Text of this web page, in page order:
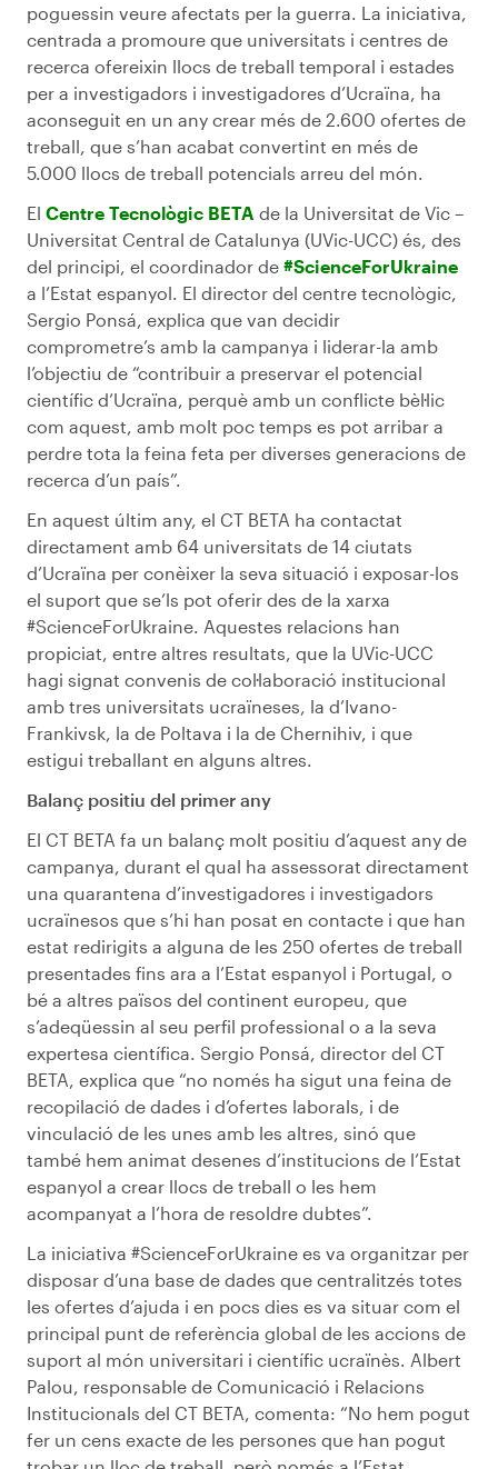
poguessin veure afectats per la guerra. La iniciativa,
centrada a promoure que universitats i centres de
recerca ofereixin llocs de treball temporal i estades
per a investigadors i investigadores d’Ucraïna, ha
aconseguit en un any crear més de 2.600 ofertes de
treball, que s’han acabat convertint en més de
5.000 llocs de treball potencials arreu del món.
El Centre Tecnològic BETA de la Universitat de Vic –
Universitat Central de Catalunya (UVic-UCC) és, des
del principi, el coordinador de #ScienceForUkraine
a l’Estat espanyol. El director del centre tecnològic,
Sergio Ponsá, explica que van decidir
comprometre’s amb la campanya i liderar-la amb
l’objectiu de “contribuir a preservar el potencial
científic d’Ucraïna, perquè amb un conflicte bèl·lic
com aquest, amb molt poc temps es pot arribar a
perdre tota la feina feta per diverses generacions de
recerca d’un país”.
En aquest últim any, el CT BETA ha contactat
directament amb 64 universitats de 14 ciutats
d’Ucraïna per conèixer la seva situació i exposar-los
el suport que se’ls pot oferir des de la xarxa
#ScienceForUkraine. Aquestes relacions han
propiciat, entre altres resultats, que la UVic-UCC
hagi signat convenis de col·laboració institucional
amb tres universitats ucraïneses, la d’Ivano-
Frankivsk, la de Poltava i la de Chernihiv, i que
estigui treballant en alguns altres.
Balanç positiu del primer any
El CT BETA fa un balanç molt positiu d’aquest any de
campanya, durant el qual ha assessorat directament
una quarantena d’investigadores i investigadors
ucraïnesos que s’hi han posat en contacte i que han
estat redirigits a alguna de les 250 ofertes de treball
presentades fins ara a l’Estat espanyol i Portugal, o
bé a altres països del continent europeu, que
s’adeqüessin al seu perfil professional o a la seva
expertesa científica. Sergio Ponsá, director del CT
BETA, explica que “no només ha sigut una feina de
recopilació de dades i d’ofertes laborals, i de
vinculació de les unes amb les altres, sinó que
també hem animat desenes d’institucions de l’Estat
espanyol a crear llocs de treball o les hem
acompanyat a l’hora de resoldre dubtes”.
La iniciativa #ScienceForUkraine es va organitzar per
disposar d’una base de dades que centralitzés totes
les ofertes d’ajuda i en pocs dies es va situar com el
principal punt de referència global de les accions de
suport al món universitari i científic ucraïnès. Albert
Palou, responsable de Comunicació i Relacions
Institucionals del CT BETA, comenta: “No hem pogut
fer un cens exacte de les persones que han pogut